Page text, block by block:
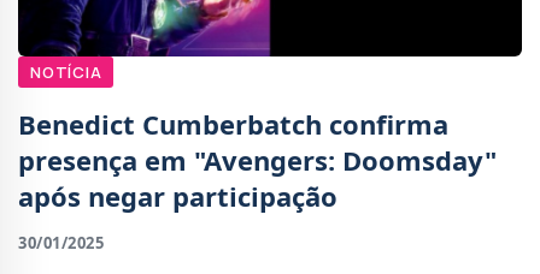
NOTÍCIA
Benedict Cumberbatch confirma
presença em "Avengers: Doomsday"
após negar participação
30/01/2025